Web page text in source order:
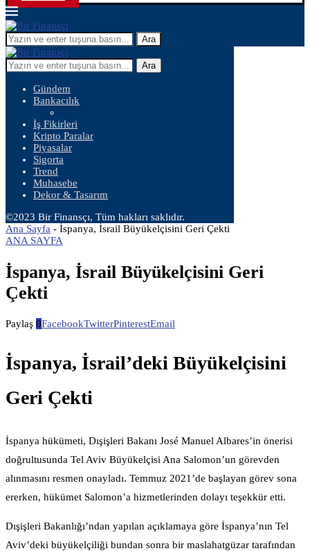
Ara
Ara
Gündem
Bankacılık
İş Fikirleri
Kripto Paralar
Piyasalar
Sigorta
Trend
Muhasebe
Dekor & Tasarım
©2023 Bir Finansçı, Tüm hakları saklıdır.
Ana Sayfa - İspanya, İsrail Büyükelçisini Geri Çekti
ANA SAYFA
İspanya, İsrail Büyükelçisini Geri
Çekti
Paylaş 0FacebookTwitterPinterestEmail
İspanya, İsrail’deki Büyükelçisini
Geri Çekti
İspanya hükümeti, Dışişleri Bakanı José Manuel Albares’in önerisi
doğrultusunda Tel Aviv Büyükelçisi Ana Salomon’un görevden
alınmasını resmen onayladı. Temmuz 2021’de başlayan görev sona
ererken, hükümet Salomon’a hizmetlerinden dolayı teşekkür etti.
Dışişleri Bakanlığı’ndan yapılan açıklamaya göre İspanya’nın Tel
Aviv’deki büyükelçiliği bundan sonra bir maslahatgüzar tarafından